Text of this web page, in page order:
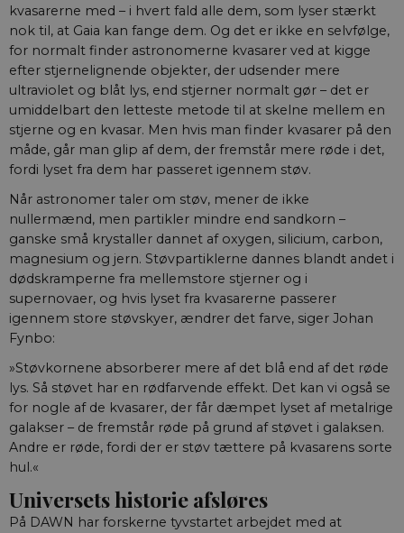
kvasarerne med – i hvert fald alle dem, som lyser stærkt
nok til, at Gaia kan fange dem. Og det er ikke en selvfølge,
for normalt finder astronomerne kvasarer ved at kigge
efter stjernelignende objekter, der udsender mere
ultraviolet og blåt lys, end stjerner normalt gør – det er
umiddelbart den letteste metode til at skelne mellem en
stjerne og en kvasar. Men hvis man finder kvasarer på den
måde, går man glip af dem, der fremstår mere røde i det,
fordi lyset fra dem har passeret igennem støv.
Når astronomer taler om støv, mener de ikke
nullermænd, men partikler mindre end sandkorn –
ganske små krystaller dannet af oxygen, silicium, carbon,
magnesium og jern. Støvpartiklerne dannes blandt andet i
dødskramperne fra mellemstore stjerner og i
supernovaer, og hvis lyset fra kvasarerne passerer
igennem store støvskyer, ændrer det farve, siger Johan
Fynbo:
»Støvkornene absorberer mere af det blå end af det røde
lys. Så støvet har en rødfarvende effekt. Det kan vi også se
for nogle af de kvasarer, der får dæmpet lyset af metalrige
galakser – de fremstår røde på grund af støvet i galaksen.
Andre er røde, fordi der er støv tættere på kvasarens sorte
hul.«
Universets historie afsløres
På DAWN har forskerne tyvstartet arbejdet med at